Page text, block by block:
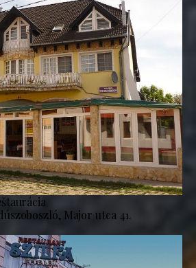
Major utca 41.